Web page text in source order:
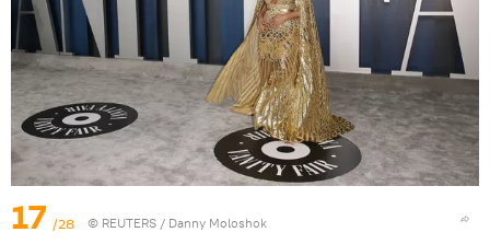
17 /28 © REUTERS / Danny Moloshok